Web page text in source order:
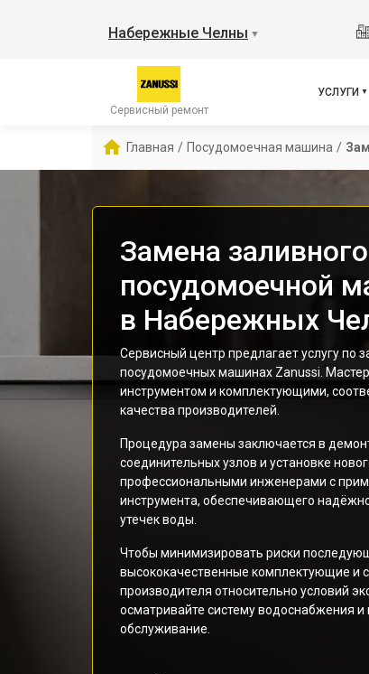
Набережные Челны ▼
Сервисный ремонт
УСЛУГИ
Главная / Посудомоечная машина /
Замена
посудомоечной
в Набережных
Сервисный центр предлагает услугу по
посудомоечных машинах Zanussi.
инструментом и комплектующими,
качества производителей.
Процедура замены заключается в
соединительных узлов и установке
профессиональными инженерами с
инструмента, обеспечивающего
утечек воды.
Чтобы минимизировать риски
высококачественные комплектующие и
производителя относительно условий
осматривайте систему водоснабжения
обслуживание.